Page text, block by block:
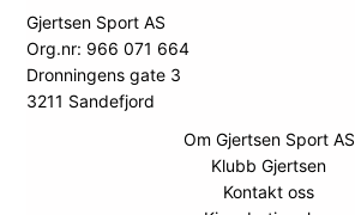
Gjertsen Sport AS
Org.nr: 966 071 664
Dronningens gate 3
3211 Sandefjord
Om Gjertsen Sport AS
Klubb Gjertsen
Kontakt oss